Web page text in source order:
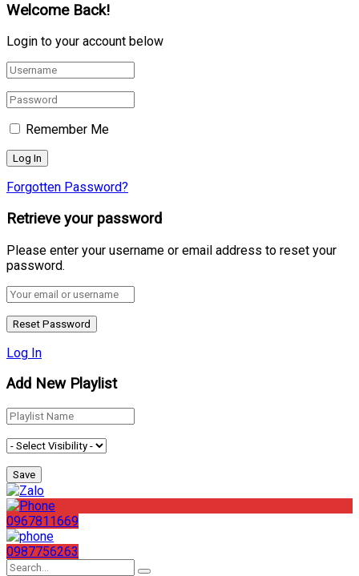
Welcome Back!
Login to your account below
Remember Me
Forgotten Password?
Retrieve your password
Please enter your username or email address to reset your
password.
Log In
Add New Playlist
0967811669
0987756263